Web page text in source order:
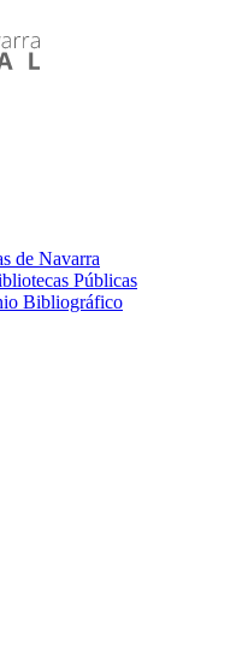
de Navarra
Públicas
Bibliográfico